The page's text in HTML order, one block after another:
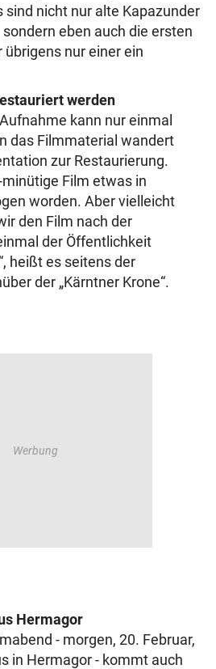
sind nicht nur alte Kapazunder
eben auch die ersten
nur einer ein
werden
kann nur einmal
das Filmmaterial wandert
zur Restaurierung.
Film etwas in
worden. Aber vielleicht
den Film nach der
der Öffentlichkeit
heißt es seitens der
der „Kärntner Krone“.
Hermagor
- morgen, 20. Februar,
in Hermagor - kommt auch